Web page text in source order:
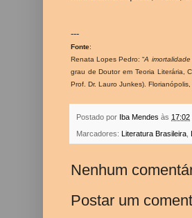
---
Fonte:
Renata Lopes Pedro: “A
grau de Doutor em Teoria
Prof. Dr. Lauro Junkes). Florianópolis,
Postado por Iba Mendes às 17:02
Marcadores: Literatura Brasileira
Nenhum
Postar um